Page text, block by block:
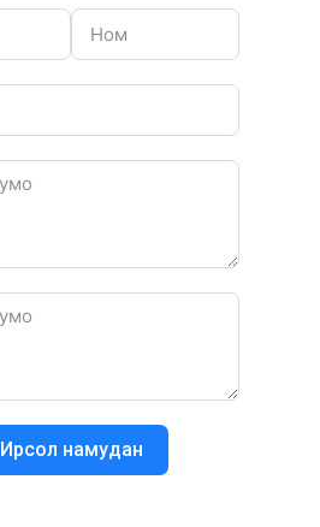
Ирсол намудан